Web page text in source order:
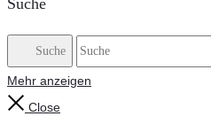
Suche
Suche
Mehr anzeigen
Close